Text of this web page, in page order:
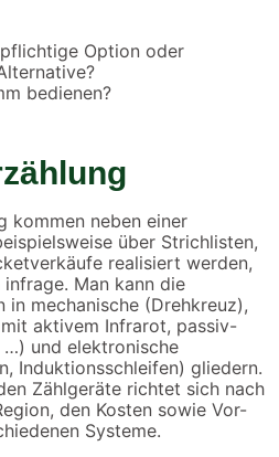
Option oder
bedienen?
kommen neben einer
über Strichlisten,
realisiert werden,
Man kann die
in mechanische (Drehkreuz),
aktivem Infrarot, passiv-
…) und elektronische
Induktionsschleifen) gliedern.
Zählgeräte richtet sich nach
den Kosten sowie Vor-
Systeme.